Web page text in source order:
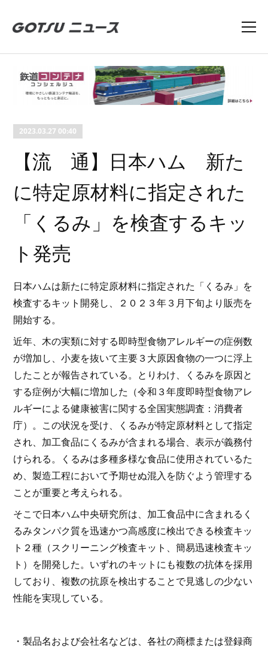
2023.03.27 00:40
【流 通】日本ハム 新た
に特定原材料に指定された
「くるみ」を検査するキッ
ト発売
日本ハムは新たに特定原材料に指定された「くるみ」を
検査するキット開発し、２０２３年３月下旬より販売を
開始する。
近年、木の実類に対する即時型食物アレルギーの症例数
が増加し、小麦を抜いて主要３大原因食物の一つに浮上
したことが報告されている。とりわけ、くるみを原因と
する症例が大幅に増加した（令和３年度即時型食物アレ
ルギーによる健康被害に関する全国実態調査：消費者
庁）。この状況を受け、くるみが特定原材料として指定
され、加工食品にくるみが含まれる場合、表示が義務付
けられる。くるみは多種多様な食品に使用されているた
め、製造工程において予期せぬ混入を防ぐよう管理する
ことが重要と考えられる。
そこで日本ハム中央研究所は、加工食品中に含まれるく
るみタンパク質を迅速かつ高感度に検出できる検査キッ
ト２種（スクリーニング検査キット、簡易迅速検査キッ
ト）を開発した。いずれのキットにも複数の抗体を採用
しており、複数の抗原を検出することで見逃しの少ない
性能を実現している。
・製品名および会社名などは、各社の商標または登録商